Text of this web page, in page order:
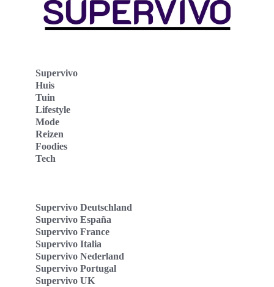
Supervivo
Huis
Tuin
Lifestyle
Mode
Reizen
Foodies
Tech
Supervivo Deutschland
Supervivo España
Supervivo France
Supervivo Italia
Supervivo Nederland
Supervivo Portugal
Supervivo UK